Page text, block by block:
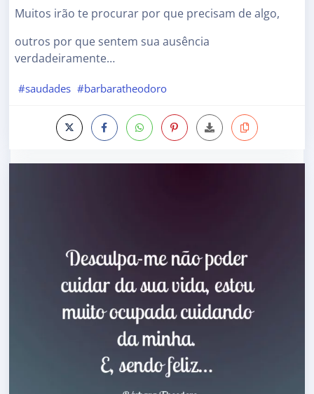
Muitos irão te procurar por que precisam de algo,
outros por que sentem sua ausência
verdadeiramente…
#saudades #barbaratheodoro